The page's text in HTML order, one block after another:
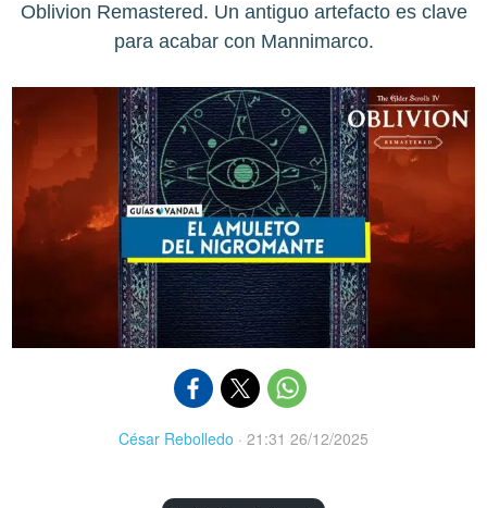
Oblivion Remastered. Un antiguo artefacto es clave
para acabar con Mannimarco.
César Rebolledo · 21:31 26/12/2025